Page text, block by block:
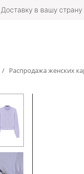
Доставку в вашу
/ Распродажа женских